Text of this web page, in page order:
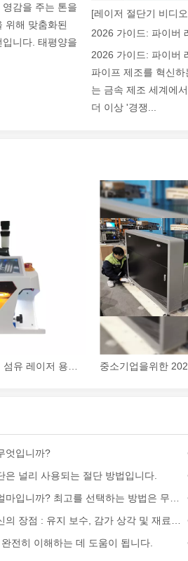
도와 효율성으로 다양한 금속 튜브를
와 낮은 폐기물로 다양한 재료를 절단
다양성으로 잘 알려져 있습니다. 그
감을 주는 톤을
위해 맞춤화된
니다. 태평양을
[레이저 절단기 비디
2026 가이드: 파이버
파이프 제조를 혁신
는 금속 제조 세계에
더 이상 '경쟁...
엇입니까?
은 널리 사용되는 절단 방법입니다.
전히 이해하는 데 도움이 됩니다.